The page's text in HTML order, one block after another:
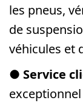
les pneus,
de
véhicules et
● Service